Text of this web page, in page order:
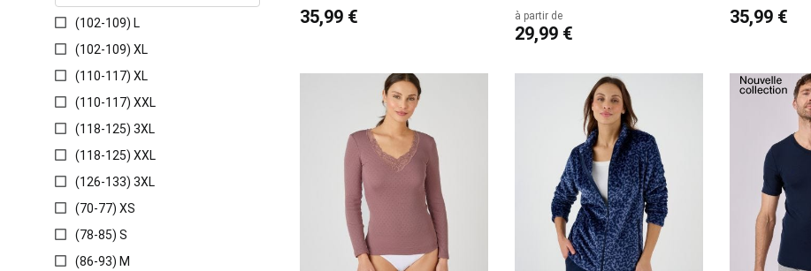
35,99 € à partir de
29,99 €
35,99 €
(102-109) L
(102-109) XL
(110-117) XL
(110-117) XXL
(118-125) 3XL
(118-125) XXL
(126-133) 3XL
(70-77) XS
(78-85) S
(86-93) M